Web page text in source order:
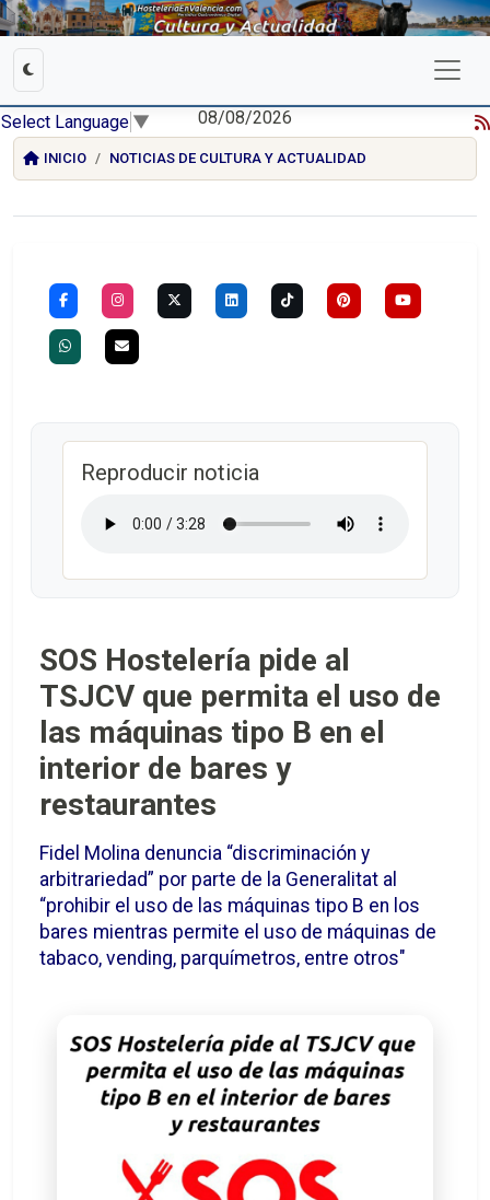
Select Language ▼ 08/08/2026
INICIO NOTICIAS DE CULTURA Y ACTUALIDAD
Reproducir noticia
SOS Hostelería pide al
TSJCV que permita el uso de
las máquinas tipo B en el
interior de bares y
restaurantes
Fidel Molina denuncia “discriminación y
arbitrariedad” por parte de la Generalitat al
“prohibir el uso de las máquinas tipo B en los
bares mientras permite el uso de máquinas de
tabaco, vending, parquímetros, entre otros"